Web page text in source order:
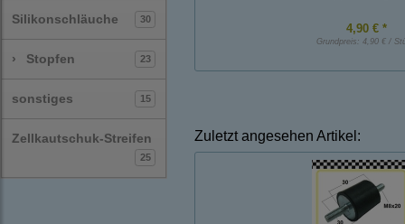
Silikonschläuche 30
› Stopfen 23
sonstiges 15
Zellkautschuk-Streifen
25
4,90 € *
Grundpreis: 4,90 € /
Zuletzt angesehen Artikel: